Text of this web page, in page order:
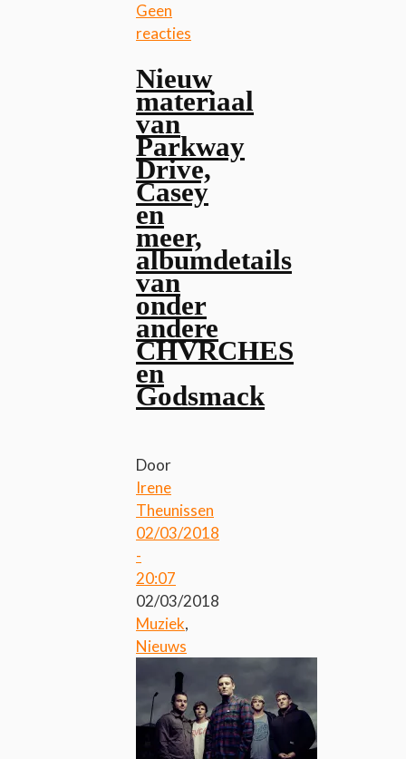
Geen
reacties
Nieuw
materiaal
van
Parkway
Drive,
Casey
en
meer,
albumdetails
van
onder
andere
CHVRCHES
en
Godsmack
Door
Irene
Theunissen
02/03/2018
-
20:07
02/03/2018
Muziek,
Nieuws